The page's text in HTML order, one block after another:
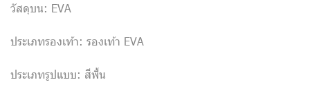
วัสดุบน: EVA
ประเภทรองเท้า: รองเท้า EVA
ประเภทรูปแบบ: สีพื้น